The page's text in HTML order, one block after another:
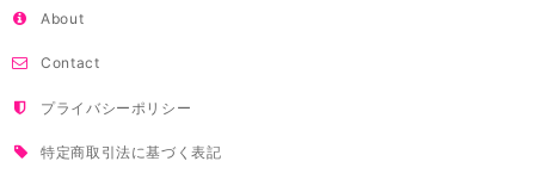
About
Contact
プライバシーポリシー
特定商取引法に基づく表記